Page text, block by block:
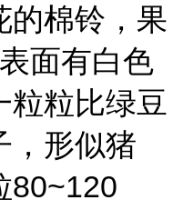
的棉铃，果
面有白色
粒粒比绿豆
，形似猪
80~120